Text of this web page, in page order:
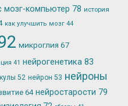
мозг-компьютер 78 история
как улучшить мозг 44
микроглия 67
41 нейрогенетика 83
52 нейрон 53 нейроны
64 нейростарости 79